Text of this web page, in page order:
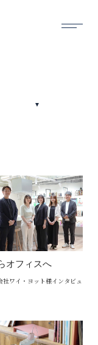
オフィスへ
社ワイ・ヨット様インタビュ